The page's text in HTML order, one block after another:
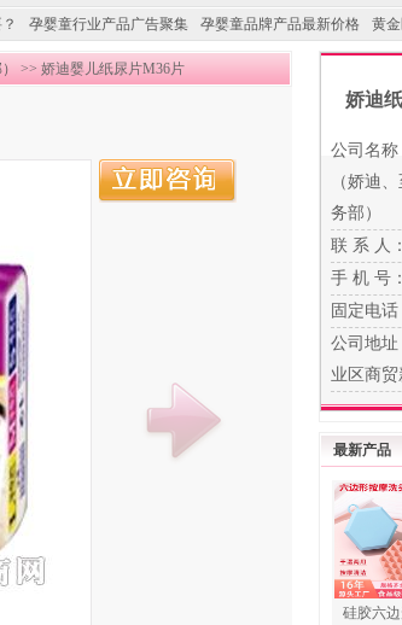
孕婴童行业产品广告聚集 孕婴童品牌产品最新价格 黄
>> 娇迪婴儿纸尿片M36片
娇迪
公司名
（娇迪
务部）
联 系 人
手 机 号：
固定电话
公司地
业区商
最新产品
硅胶六